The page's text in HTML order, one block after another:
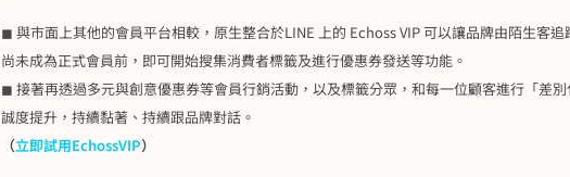
◼ 與市面上其他的會員平台相較，原生整合於LINE 上的 Echoss VIP 可以讓品牌由陌生客
尚未成為正式會員前，即可開始搜集消費者標籤及進行優惠券發送等功能。
◼ 接著再透過多元與創意優惠券等會員行銷活動，以及標籤分眾，和每一位顧客進行「差
誠度提升，持續黏著、持續跟品牌對話。
（立即試用EchossVIP）